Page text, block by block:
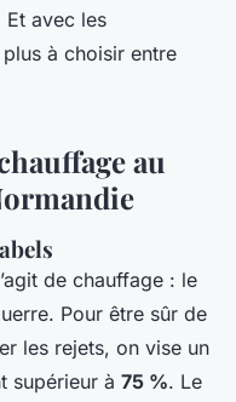
Et avec les
à choisir entre
au
de chauffage : le
Pour être sûr de
les rejets, on vise un
supérieur à 75 %. Le